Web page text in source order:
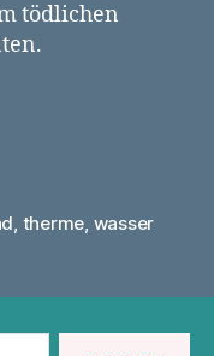
tödlichen
, therme, wasser